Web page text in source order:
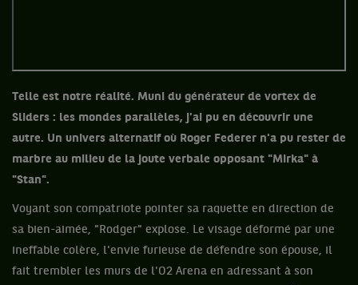
Telle est notre réalité. Muni du générateur de vortex de
Sliders : les mondes parallèles, j'ai pu en découvrir une
autre. Un univers alternatif où Roger Federer n'a pu rester de
marbre au milieu de la joute verbale opposant "Mirka" à
"Stan".
Voyant son compatriote pointer sa raquette en direction de
sa bien-aimée, "Rodger" explose. Le visage déformé par une
ineffable colère, l'envie furieuse de défendre son épouse, il
fait trembler les murs de l'O2 Arena en adressant à son